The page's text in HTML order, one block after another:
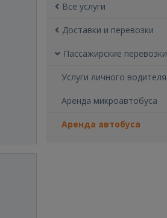
Все услуги
Доставки и перевозки
Пассажирские перевозки
Услуги личного водителя
Аренда микроавтобуса
Аренда автобуса